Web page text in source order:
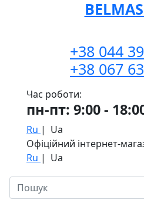
+38 044
+38 067
Час роботи:
пн-пт: 9:00 -
Ru | Ua
Офіційний інтернет-
Ru | Ua